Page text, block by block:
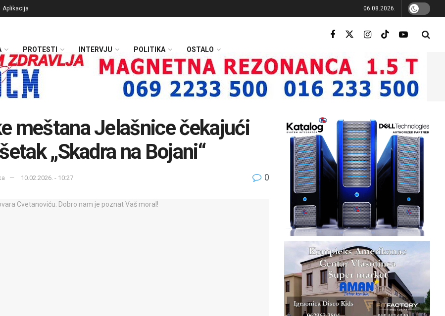
Aplikacija 06.08.2026.
PROTESTI INTERVJU POLITIKA OSTALO
meštana Jelašnice čekajući
„Skadra na Bojani“
10.02.2026. - 10:27 0